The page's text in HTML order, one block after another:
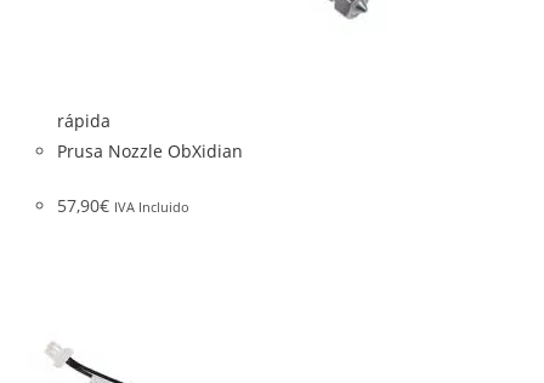
rápida
Prusa Nozzle ObXidian
57,90€ IVA Incluido